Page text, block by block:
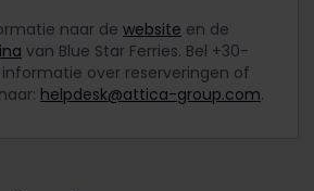
naar de website en de
van Blue Star Ferries. Bel +30-
informatie over reserveringen of
helpdesk@attica-group.com.